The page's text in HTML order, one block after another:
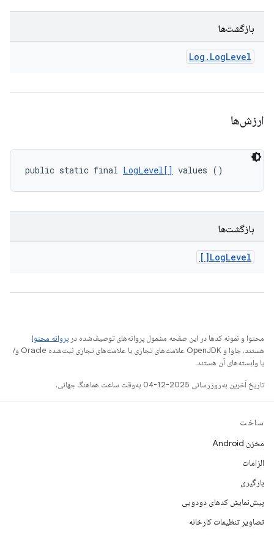
بازگشت‌ها
Log . LogLevel
ارزش‌ها
public static final LogLevel[] values ()
بازگشت‌ها
LogLevel[]
محتوا و نمونه کدها در این صفحه مشمول پروانه‌های توصیف‌شده در پروانه محتوا
هستند. جاوا و OpenJDK علامت‌های تجاری یا علامت‌های تجاری ثبت‌شده Oracle و/
یا وابسته‌های آن هستند.
تاریخ آخرین به‌روزرسانی 2025-12-04 به‌وقت ساعت هماهنگ جهانی.
ساخت
مخزن Android
الزامات
بارگیری
پیش‌نمایش کدهای دودویی
تصاویر تنظیمات کارخانه